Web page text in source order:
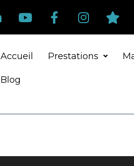
Accueil Prestations
Blog